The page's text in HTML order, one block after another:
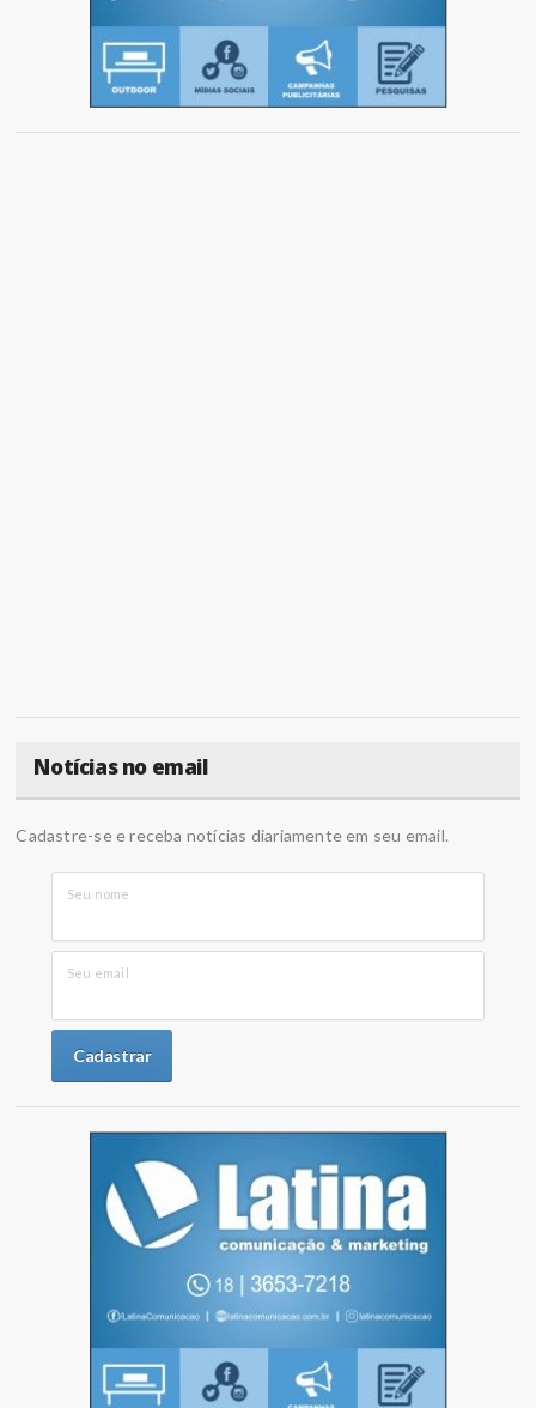
Notícias no email
Cadastre-se e receba notícias diariamente em seu email.
Seu nome
Seu email